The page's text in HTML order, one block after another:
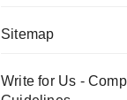
Sitemap
Write for Us -